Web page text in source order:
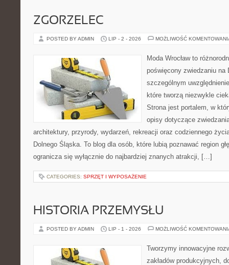
ZGORZELEC
POSTED BY ADMIN LIP - 2 - 2026 MOŻLIWOŚĆ
Moda Wrocław to
poświęcony zwiedzaniu na
szczególnym
które tworzą niezwykle
Strona jest portalem, w
opisy dotyczące
architektury, przyrody, wydarzeń, rekreacji oraz codziennego
Dolnego Śląska. To blog dla osób, które lubią poznawać region
ogranicza się wyłącznie do najbardziej znanych atrakcji, […]
CATEGORIES: SPRZĘT I WYPOSAŻENIE
HISTORIA PRZEMYSŁU
POSTED BY ADMIN LIP - 1 - 2026 MOŻLIWOŚĆ
Tworzymy innowacyjne
zakładów produkcyjnych,